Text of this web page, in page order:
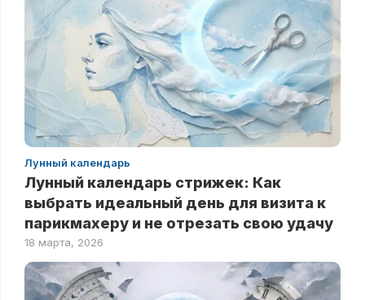
Лунный календарь
Лунный календарь стрижек: Как
выбрать идеальный день для визита к
парикмахеру и не отрезать свою удачу
18 марта, 2026